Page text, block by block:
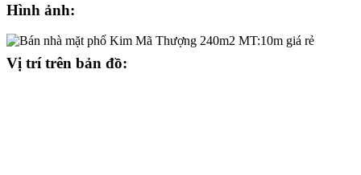
Hình ảnh:
Vị trí trên bản đồ: